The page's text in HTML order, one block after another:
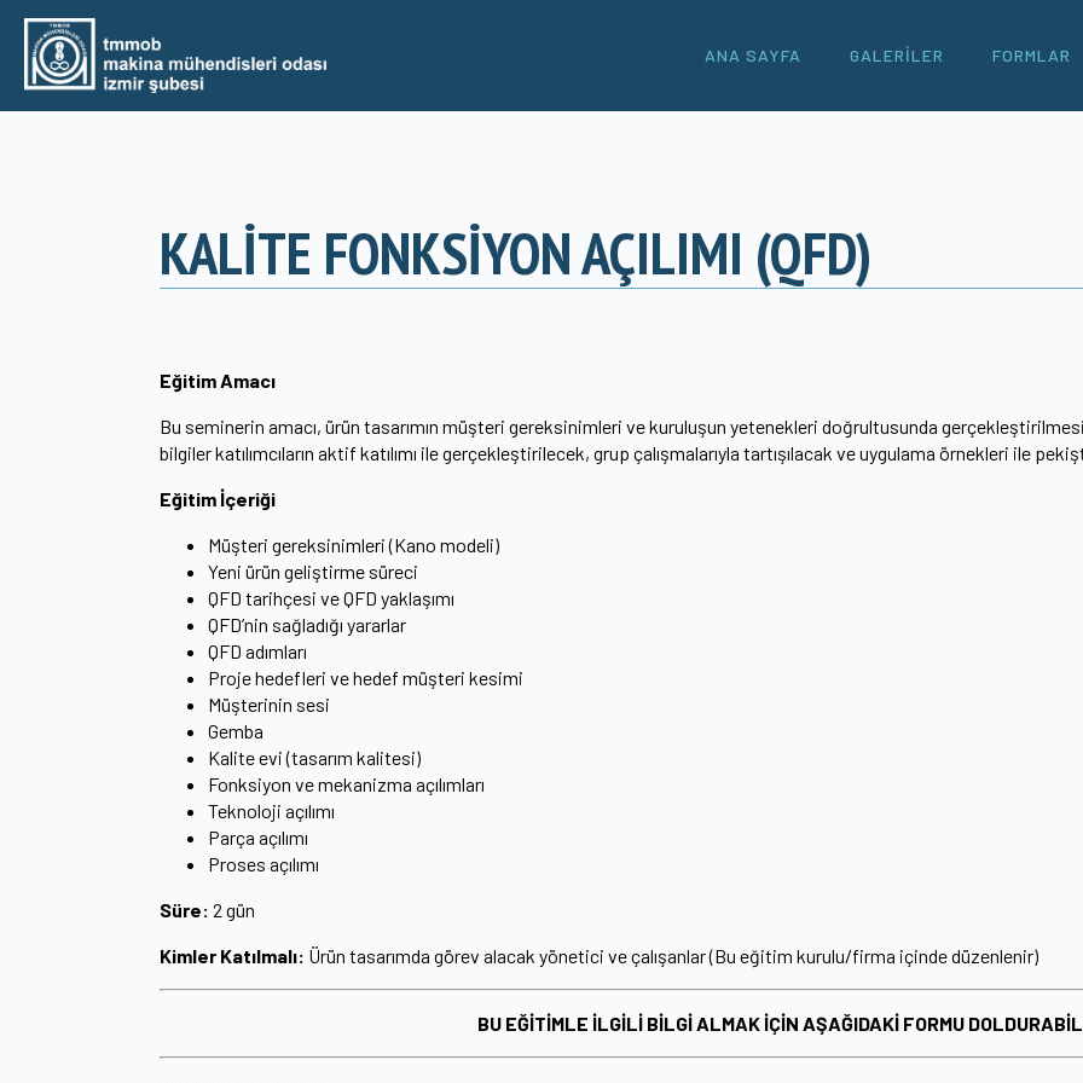
ANA SAYFA GALERILER FORMLAR
KALİTE FONKSİYON AÇILIMI (QFD)
Eğitim Amacı
Bu seminerin amacı, ürün tasarımın müşteri gereksinimleri ve kuruluşun yetenekleri doğrultusunda
bilgiler katılımcıların aktif katılımı ile gerçekleştirilecek, grup çalışmalarıyla tartışılacak ve uygulama örnekleri ile
Eğitim İçeriği
Müşteri gereksinimleri (Kano modeli)
Yeni ürün geliştirme süreci
QFD tarihçesi ve QFD yaklaşımı
QFD’nin sağladığı yararlar
QFD adımları
Proje hedefleri ve hedef müşteri kesimi
Müşterinin sesi
Gemba
Kalite evi (tasarım kalitesi)
Fonksiyon ve mekanizma açılımları
Teknoloji açılımı
Parça açılımı
Proses açılımı
Süre: 2 gün
Kimler Katılmalı: Ürün tasarımda görev alacak yönetici ve çalışanlar (Bu eğitim kurulu/firma içinde düzenlenir)
BU EĞİTİMLE İLGİLİ BİLGİ ALMAK İÇİN AŞAĞIDAKİ FORMU